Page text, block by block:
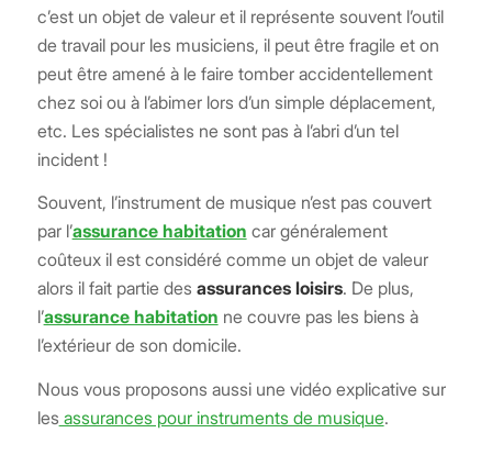
c’est un objet de valeur et il représente souvent l’outil
de travail pour les musiciens, il peut être fragile et on
peut être amené à le faire tomber accidentellement
chez soi ou à l’abimer lors d’un simple déplacement,
etc. Les spécialistes ne sont pas à l’abri d’un tel
incident !
Souvent, l’instrument de musique n’est pas couvert
par l’assurance habitation car généralement
coûteux il est considéré comme un objet de valeur
alors il fait partie des assurances loisirs. De plus,
l’assurance habitation ne couvre pas les biens à
l’extérieur de son domicile.
Nous vous proposons aussi une vidéo explicative sur
les assurances pour instruments de musique.